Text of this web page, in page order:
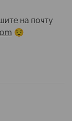
на почту
😌